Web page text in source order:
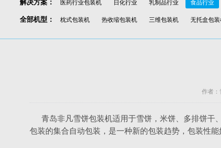
解决方案 ： 医药行业包装机 日化行业 乳制品行业 食品行业
全部机型 ： 枕式包装机 热收缩包装机 三维包装机 无托盒包
作者
青岛非凡雪饼包装机适用于雪饼，米饼、 多排饼干
包装的集合自动包装， 是一种新的包装趋势，包装性能